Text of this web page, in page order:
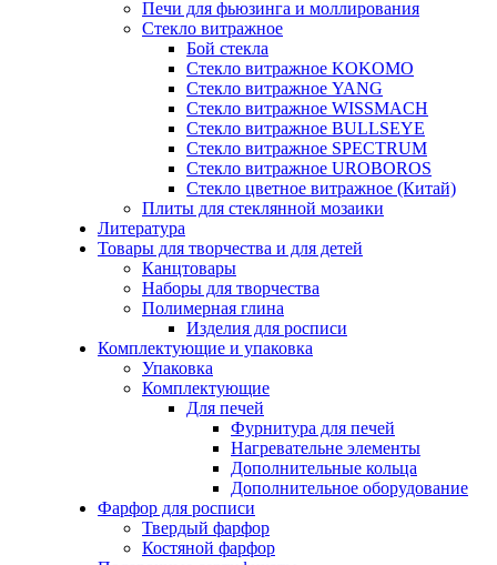
Печи для фьюзинга и моллирования
Стекло витражное
Бой стекла
Стекло витражное KOKOMO
Стекло витражное YANG
Стекло витражное WISSMACH
Стекло витражное BULLSEYE
Стекло витражное SPECTRUM
Стекло витражное UROBOROS
Стекло цветное витражное (Китай)
Плиты для стеклянной мозаики
Литература
Товары для творчества и для детей
Канцтовары
Наборы для творчества
Полимерная глина
Изделия для росписи
Комплектующие и упаковка
Упаковка
Комплектующие
Для печей
Фурнитура для печей
Нагревательне элементы
Дополнительные кольца
Дополнительное оборудование
Фарфор для росписи
Твердый фарфор
Костяной фарфор